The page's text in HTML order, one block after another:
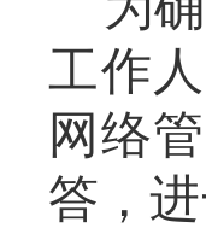
工作
网络
答，